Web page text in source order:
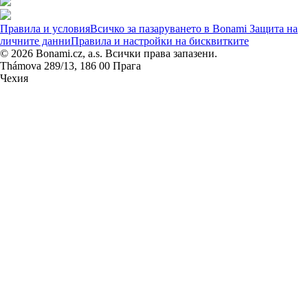
Правила и условияВсичко за пазаруването в Bonami Защита на
личните данниПравила и настройки на бисквитките
© 2026 Bonami.cz, a.s. Всички права запазени.
Thámova 289/13, 186 00 Прага
Чехия